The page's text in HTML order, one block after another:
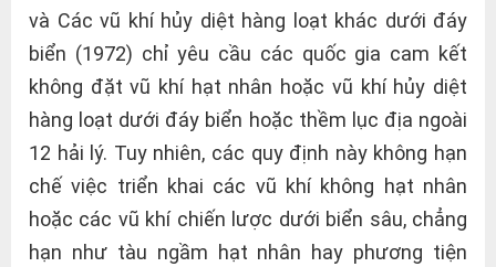
và Các vũ khí hủy diệt hàng loạt khác dưới đáy
biển (1972) chỉ yêu cầu các quốc gia cam kết
không đặt vũ khí hạt nhân hoặc vũ khí hủy diệt
hàng loạt dưới đáy biển hoặc thềm lục địa ngoài
12 hải lý. Tuy nhiên, các quy định này không hạn
chế việc triển khai các vũ khí không hạt nhân
hoặc các vũ khí chiến lược dưới biển sâu, chẳng
hạn như tàu ngầm hạt nhân hay phương tiện